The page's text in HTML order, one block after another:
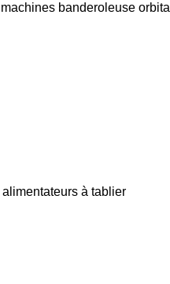
machines banderoleuse
alimentateurs à tablier